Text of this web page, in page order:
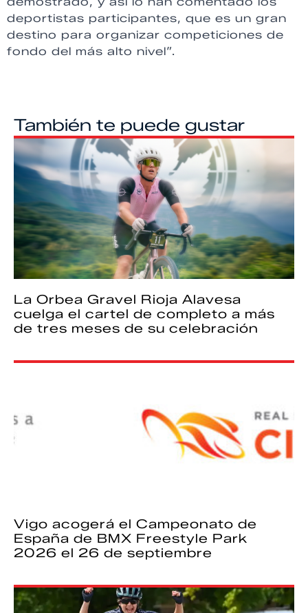
deportistas participantes, que es un gran
destino para organizar competiciones de
fondo del más alto nivel”.
También te puede gustar
La Orbea Gravel Rioja Alavesa
cuelga el cartel de completo a más
de tres meses de su celebración
Vigo acogerá el Campeonato de
España de BMX Freestyle Park
2026 el 26 de septiembre